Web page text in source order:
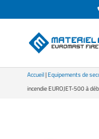
Accueil|Equipements de
incendie EUROJET-500 à